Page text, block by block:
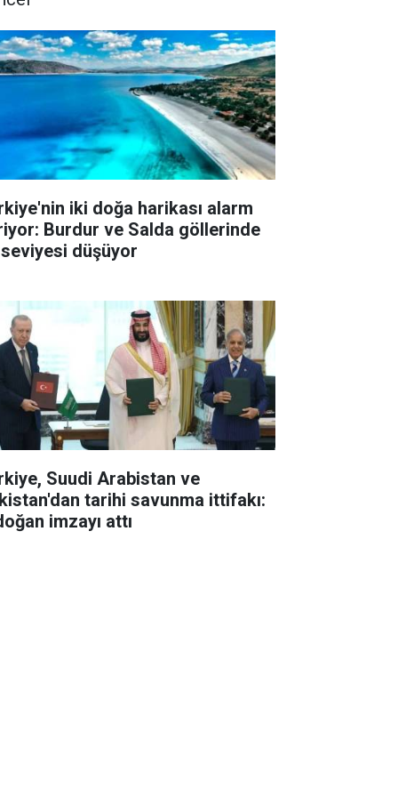
iki doğa harikası alarm
Burdur ve Salda göllerinde
düşüyor
Suudi Arabistan ve
tarihi savunma ittifakı:
imzayı attı